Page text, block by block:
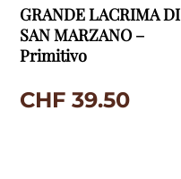
GRANDE LACRIMA DI
SAN MARZANO –
Primitivo
CHF39.50